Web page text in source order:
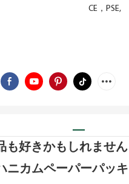
CE，PSE,
も好きかもしれません